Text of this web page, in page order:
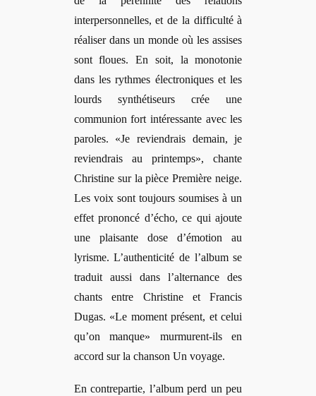
interpersonnelles, et de la difficulté à
réaliser dans un monde où les assises
sont floues. En soit, la monotonie
dans les rythmes électroniques et les
lourds synthétiseurs crée une
communion fort intéressante avec les
paroles. «Je reviendrais demain, je
reviendrais au printemps», chante
Christine sur la pièce Première neige.
Les voix sont toujours soumises à un
effet prononcé d’écho, ce qui ajoute
une plaisante dose d’émotion au
lyrisme. L’authenticité de l’album se
traduit aussi dans l’alternance des
chants entre Christine et Francis
Dugas. «Le moment présent, et celui
qu’on manque» murmurent-ils en
accord sur la chanson Un voyage.
En contrepartie, l’album perd un peu